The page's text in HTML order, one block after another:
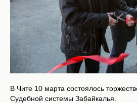
В Чите 10 марта состоялось
Судебной системы Забайкалья.